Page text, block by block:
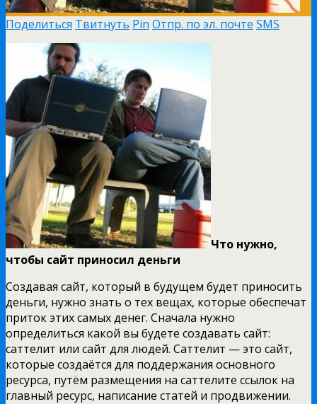
Поделиться Твитнуть Pin Отпр. по эл. почте SMS
Что нужно,
чтобы сайт приносил деньги
Создавая сайт, который в будущем будет приносить
деньги, нужно знать о тех вещах, которые обеспечат
приток этих самых денег. Сначала нужно
определиться какой вы будете создавать сайт:
саттелит или сайт для людей. Саттелит — это сайт,
которые создаётся для поддержания основного
ресурса, путём размещения на саттелите ссылок на
главный ресурс, написание статей и продвижении.